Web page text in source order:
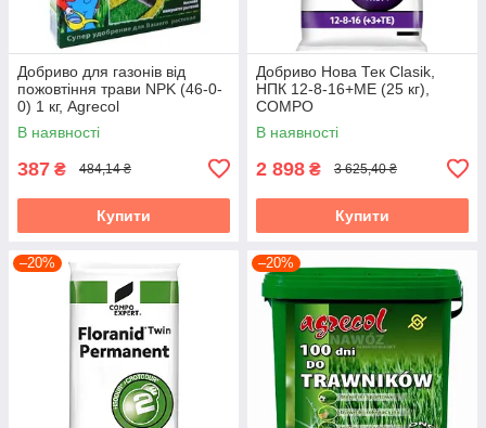
Добриво для газонів від
пожовтіння трави NPK (46-0-
0) 1 кг, Agrecol
В наявності
387 ₴ 484,14 ₴
Купити
Добриво Нова Тек Clasik,
НПК 12-8-16+МЕ (25 кг),
COMPO
В наявності
2 898 ₴ 3 625,40 ₴
Купити
–20% –20%